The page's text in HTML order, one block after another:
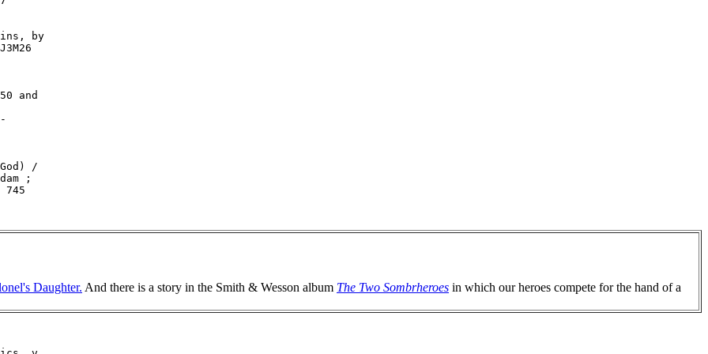
Daughter. And there is a story in the Smith & Wesson album The Two Sombrheroes in which our heroes compete for the hand of a